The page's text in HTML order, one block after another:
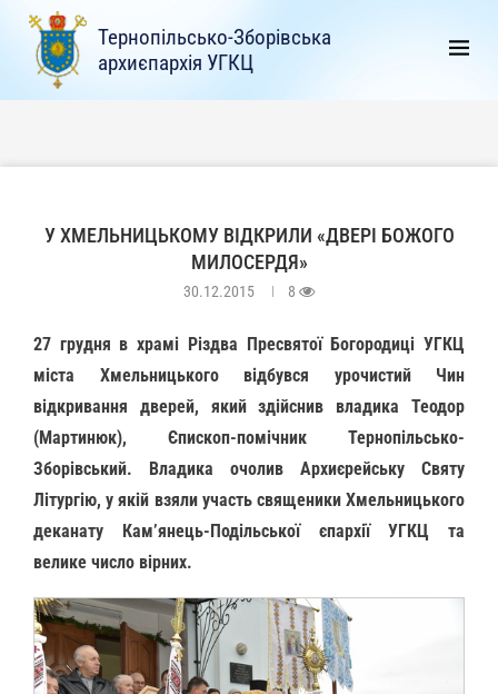
Тернопільсько-Зборівська
архиєпархія УГКЦ
У ХМЕЛЬНИЦЬКОМУ ВІДКРИЛИ «ДВЕРІ БОЖОГО
МИЛОСЕРДЯ»
30.12.2015 8
27 грудня в храмі Різдва Пресвятої Богородиці УГКЦ
міста Хмельницького відбувся урочистий Чин
відкривання дверей, який здійснив владика Теодор
(Мартинюк), Єпископ-помічник Тернопільсько-
Зборівський. Владика очолив Архиєрейську Святу
Літургію, у якій взяли участь священики Хмельницького
деканату Кам’янець-Подільської єпархії УГКЦ та
велике число вірних.